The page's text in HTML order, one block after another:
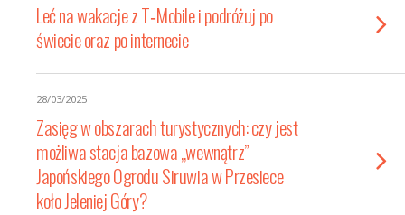
Leć na wakacje z T‑Mobile i podróżuj po
świecie oraz po internecie
28/03/2025
Zasięg w obszarach turystycznych: czy jest
możliwa stacja bazowa „wewnątrz”
Japońskiego Ogrodu Siruwia w Przesiece
koło Jeleniej Góry?